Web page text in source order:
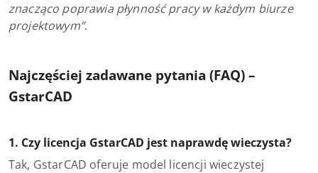
znacząco poprawia płynność pracy w każdym biurze
projektowym”.
Najczęściej zadawane pytania (FAQ) –
GstarCAD
1. Czy licencja GstarCAD jest naprawdę wieczysta?
Tak, GstarCAD oferuje model licencji wieczystej